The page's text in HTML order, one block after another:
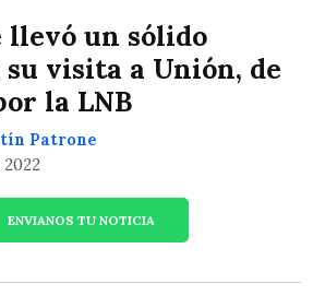
llevó un sólido
visita a Unión, de
la LNB
Patrone
2022
ENVIANOS TU NOTICIA